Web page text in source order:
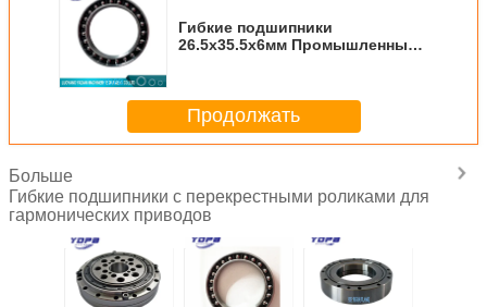
Гибкие подшипники
26.5x35.5x6мм Промышленные
гармонической передачи
Продолжать
Больше
Гибкие подшипники с перекрестными роликами для
гармонических приводов